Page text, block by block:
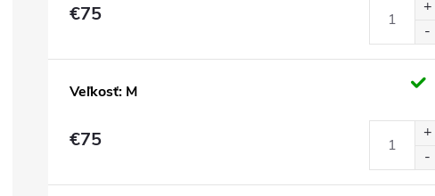
€75
Veľkosť: M
€75